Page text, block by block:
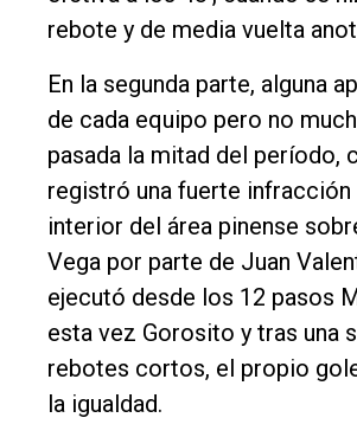
rebote y de media vuelta
En la segunda parte, alguna
de cada equipo pero no
pasada la mitad del período,
registró una fuerte infracción
interior del área pinense
Vega por parte de Juan
ejecutó desde los 12 pasos
esta vez Gorosito y tras una
rebotes cortos, el propio
la igualdad.